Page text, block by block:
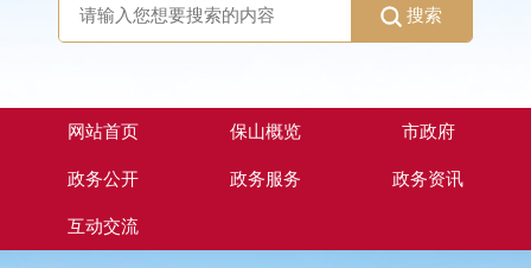
搜索
网站首页 保山概览 市政府
政务公开 政务服务 政务资讯
互动交流